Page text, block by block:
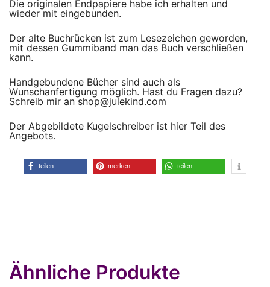
Die originalen Endpapiere habe ich erhalten und
wieder mit eingebunden.
Der alte Buchrücken ist zum Lesezeichen geworden,
mit dessen Gummiband man das Buch verschließen
kann.
Handgebundene Bücher sind auch als
Wunschanfertigung möglich. Hast du Fragen dazu?
Schreib mir an shop@julekind.com
Der Abgebildete Kugelschreiber ist hier Teil des
Angebots.
teilen merken teilen
Ähnliche Produkte